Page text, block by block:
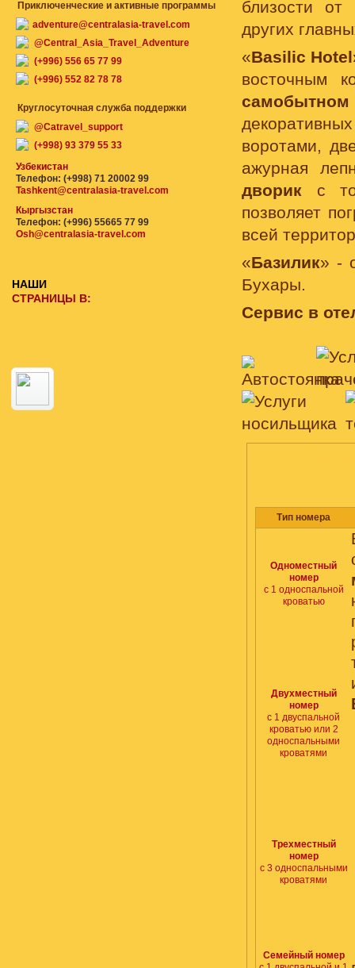
близости
других
«Basilic
восточным
воротами,
ажурная
дворик с
позволяет
всей
«Базилик» -
Бухары.
Сервис в
Тип номера
Одноместный
номер
с 1 односпальной
кроватью
Двухместный
номер
с 1 двуспальной
кроватью или 2
односпальными
кроватями
Трехместный
номер
с 3 односпальными
кроватями
Семейный номер
Приключенческие и активные программы
adventure@centralasia-travel.com
@Central_Asia_Travel_Adventure
(+996) 556 65 77 99
(+996) 552 82 78 78
Круглосуточная служба поддержки
@Catravel_support
(+998) 93 379 55 33
Узбекистан
Телефон: (+998) 71 20002 99
Tashkent@centralasia-travel.com
Кыргызстан
Телефон: (+996) 55665 77 99
Osh@centralasia-travel.com
НАШИ
СТРАНИЦЫ В: